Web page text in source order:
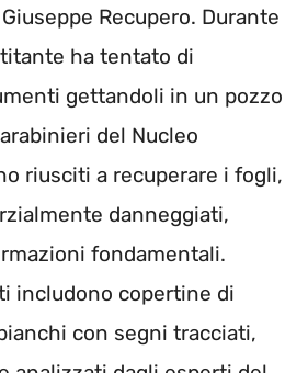
Recupero. Durante
ha tentato di
gettandoli in un pozzo
del Nucleo
riusciti a recuperare i fogli,
danneggiati,
fondamentali.
includono copertine di
con segni tracciati,